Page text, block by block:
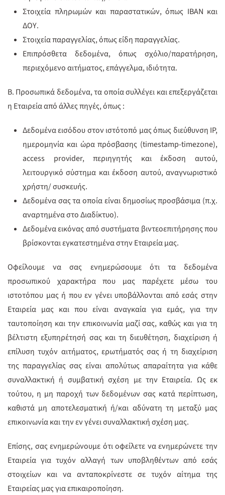
Στοιχεία πληρωμών και παραστατικών, όπως IBAN και
ΔΟΥ.
Στοιχεία παραγγελίας, όπως είδη παραγγελίας.
Επιπρόσθετα δεδομένα, όπως σχόλιο/παρατήρηση,
περιεχόμενο αιτήματος, επάγγελμα, ιδιότητα.
Β. Προσωπικά δεδομένα, τα οποία συλλέγει και επεξεργάζεται
η Εταιρεία από άλλες πηγές, όπως :
Δεδομένα εισόδου στον ιστότοπό μας όπως διεύθυνση IP,
ημερομηνία και ώρα πρόσβασης (timestamp-timezone),
access provider, περιηγητής και έκδοση αυτού,
λειτουργικό σύστημα και έκδοση αυτού, αναγνωριστικό
χρήστη/ συσκευής.
Δεδομένα σας τα οποία είναι δημοσίως προσβάσιμα (π.χ.
αναρτημένα στο Διαδίκτυο).
Δεδομένα εικόνας από συστήματα βιντεοεπιτήρησης που
βρίσκονται εγκατεστημένα στην Εταιρεία μας.
Οφείλουμε να σας ενημερώσουμε ότι τα δεδομένα
προσωπικού χαρακτήρα που μας παρέχετε μέσω του
ιστοτόπου μας ή που εν γένει υποβάλλονται από εσάς στην
Εταιρεία μας και που είναι αναγκαία για εμάς, για την
ταυτοποίηση και την επικοινωνία μαζί σας, καθώς και για τη
βέλτιστη εξυπηρέτησή σας και τη διευθέτηση, διαχείριση ή
επίλυση τυχόν αιτήματος, ερωτήματός σας ή τη διαχείριση
της παραγγελίας σας είναι απολύτως απαραίτητα για κάθε
συναλλακτική ή συμβατική σχέση με την Εταιρεία. Ως εκ
τούτου, η μη παροχή των δεδομένων σας κατά περίπτωση,
καθιστά μη αποτελεσματική ή/και αδύνατη τη μεταξύ μας
επικοινωνία και την εν γένει συναλλακτική σχέση μας.
Επίσης, σας ενημερώνουμε ότι οφείλετε να ενημερώνετε την
Εταιρεία για τυχόν αλλαγή των υποβληθέντων από εσάς
στοιχείων και να ανταποκρίνεστε σε τυχόν αίτημα της
Εταιρείας μας για επικαιροποίηση.